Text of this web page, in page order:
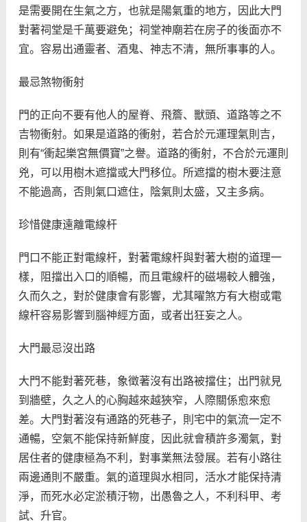
是需要開在生氣之方，也就是陽氣重的地方，因此大門
對著祠堂是千萬要避免；祠堂神廟若在房子的後面亦不
宜。容易出通靈者、酒鬼、神志不清，無所事事的人。
最忌煞物衝射
門的正向不要有他人的屋脊、飛簷、獸頭、道路等之不
吉物衝射。如果是道路的衝射，若合於元運理氣則吉，
則有“衝起樂宮無價寶”之譽。道路的衝射，不合於元運則
兇，可以用樹木遮擋或大門移位。所遮擋的樹木要注意
不能過高，否則氣口遮住，陰氣則太盛，又主多病。
珍惜健康遠離電線杆
門口不能正對電線杆，對著電線杆與對著大樹的道理一
樣，阻擋出入口的順暢，而且電線杆的磁場較人體強，
久而久之，對於健康會有影響，尤其曜煞方有大樹或電
線杆容易影響到腦神經方面，或者出狂妄之人。
大門最忌沒出路
大門不能對著死巷，象徵著沒有出路被擋住；出門就見
到牆壁，久之人的心胸越來越狹窄，人際關係愈來愈
差。大門對著沒有通路的死巷子，則宅中的氣流一定不
通暢，空氣不能保持新鮮度，因此就會積許多濁氣，對
居住者的健康極為不利，對事業無法發展。若有小路往
兩邊通則不嚴重。氣的道理與水相同，活水才能保持清
淨，而死水必定淤積汙物，出愚魯之人，不利科甲、考
試、升官。